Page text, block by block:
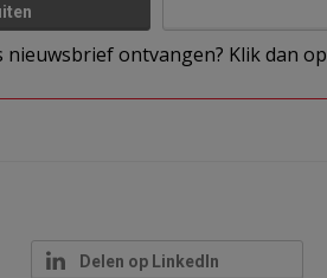
ontvangen? Klik dan op
Delen op LinkedIn